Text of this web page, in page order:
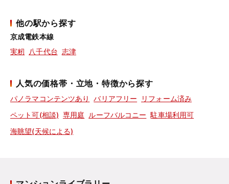
他の駅から探す
京成電鉄本線
実籾
八千代台 志津
人気の価格帯・立地・特徴から探す
パノラマコンテンツあり バリアフリー
リフォーム済み
ペット可(相談) 専用庭 ルーフバルコニー 駐車場利用可
海眺望(天候による)